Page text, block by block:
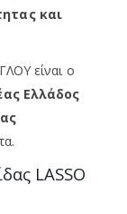
και
είναι ο
Ελλάδος
LASSO